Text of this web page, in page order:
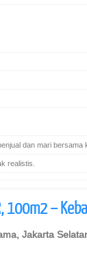
dan mari
realistis.
100m2 –
Jakarta